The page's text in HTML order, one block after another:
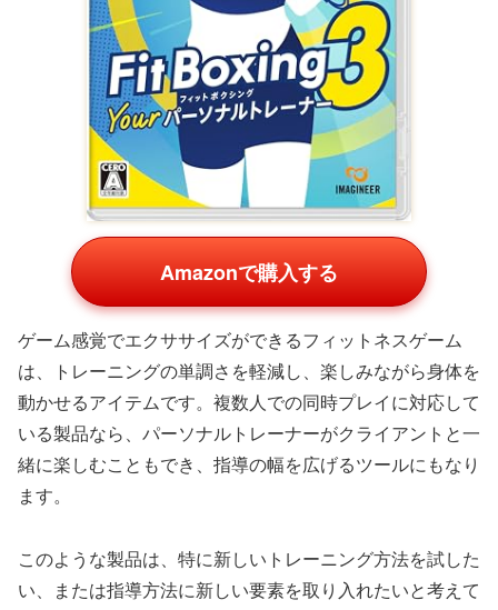
Amazonで購入する
全身の筋肉を効率的に鍛えられるローイングマシンは、自
宅トレーニングの中でも人気が高いアイテムです。USB
充電式で使いやすく、日本語説明書が付属している製品な
ら、すぐに活用を開始できます。
パーソナルトレーナーは、このような機器を自身で使用す
ることで、クライアント指導時の説明や指導方法もより具
体的で説得力のあるものになります。
エンターテイメント性を兼ねたト
レーニング製品